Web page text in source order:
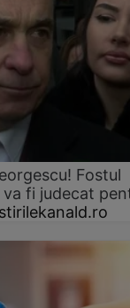
Fostul
fi judecat